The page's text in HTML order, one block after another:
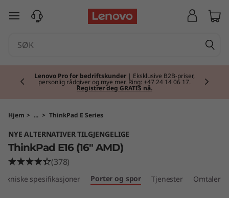
T
P
a
d
E
gå til hovedinnhold
Lenovo Pro for bedriftskunder | Eksklusive B2B-priser,
personlig rådgiver og mye mer. Ring: +47 24 14 06 17.
Registrer deg GRATIS nå.
Hjem > ... > ThinkPad E Series
NYE ALTERNATIVER TILGJENGELIGE
ThinkPad E16 (16" AMD)
(378)
spesifikasjoner Porter og spor Tjenester Omtaler